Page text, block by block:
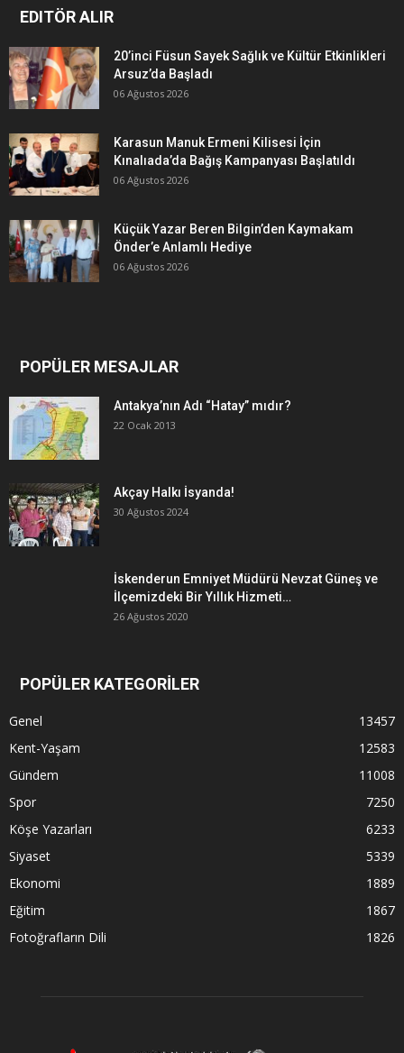
EDITÖR ALIR
20’inci Füsun Sayek Sağlık ve Kültür Etkinlikleri
Arsuz’da Başladı
06 Ağustos 2026
Karasun Manuk Ermeni Kilisesi İçin
Kınalıada’da Bağış Kampanyası Başlatıldı
06 Ağustos 2026
Küçük Yazar Beren Bilgin’den Kaymakam
Önder’e Anlamlı Hediye
06 Ağustos 2026
POPÜLER MESAJLAR
Antakya’nın Adı “Hatay” mıdır?
22 Ocak 2013
Akçay Halkı İsyanda!
30 Ağustos 2024
İskenderun Emniyet Müdürü Nevzat Güneş ve
İlçemizdeki Bir Yıllık Hizmeti…
26 Ağustos 2020
POPÜLER KATEGORİLER
Genel
13457
Kent-Yaşam
12583
Gündem
11008
Spor
7250
Köşe Yazarları
6233
Siyaset
5339
Ekonomi
1889
Eğitim
1867
Fotoğrafların Dili
1826